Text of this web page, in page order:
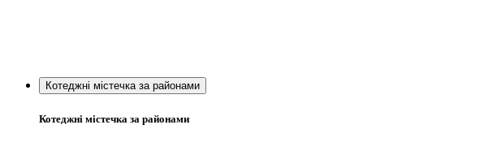
Котеджні містечка за районами
Котеджні містечка за районами